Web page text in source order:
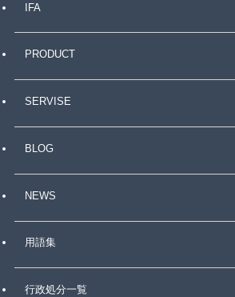
IFA
PRODUCT
SERVISE
BLOG
NEWS
用語集
行政処分一覧